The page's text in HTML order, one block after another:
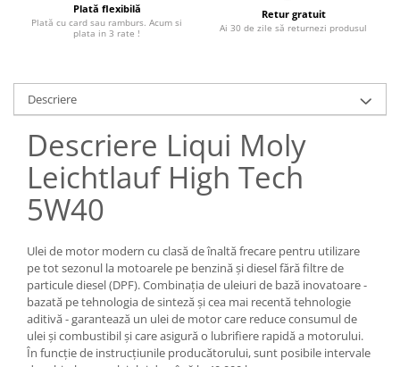
Plată flexibilă
Plată cu card sau ramburs. Acum si
plata in 3 rate !
Retur gratuit
Ai 30 de zile să returnezi produsul
Descriere
Descriere Liqui Moly
Leichtlauf High Tech
5W40
Ulei de motor modern cu clasă de înaltă frecare pentru utilizare
pe tot sezonul la motoarele pe benzină și diesel fără filtre de
particule diesel (DPF). Combinația de uleiuri de bază inovatoare -
bazată pe tehnologia de sinteză și cea mai recentă tehnologie
aditivă - garantează un ulei de motor care reduce consumul de
ulei și combustibil și care asigură o lubrifiere rapidă a motorului.
În funcție de instrucțiunile producătorului, sunt posibile intervale